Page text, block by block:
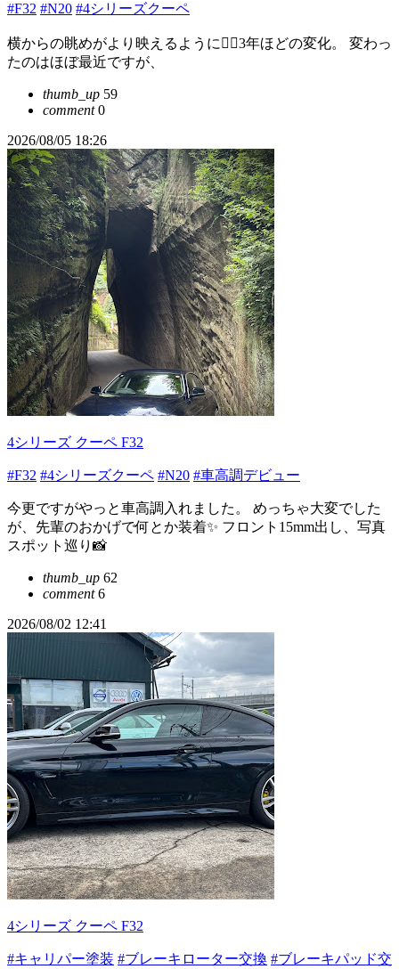
#F32 #N20 #4シリーズクーペ
横からの眺めがより映えるように🤦‍♂️3年ほどの変化。 変わっ
たのはほぼ最近ですが、
thumb_up 59
comment0
2026/08/05 18:26
4シリーズ クーペ F32
#F32 #4シリーズクーペ #N20 #車高調デビュー
今更ですがやっと車高調入れました。 めっちゃ大変でした
が、先輩のおかげで何とか装着✨ フロント15mm出し、写真
スポット巡り📸
thumb_up 62
comment6
2026/08/02 12:41
4シリーズ クーペ F32
#キャリパー塗装 #ブレーキローター交換 #ブレーキパッド交